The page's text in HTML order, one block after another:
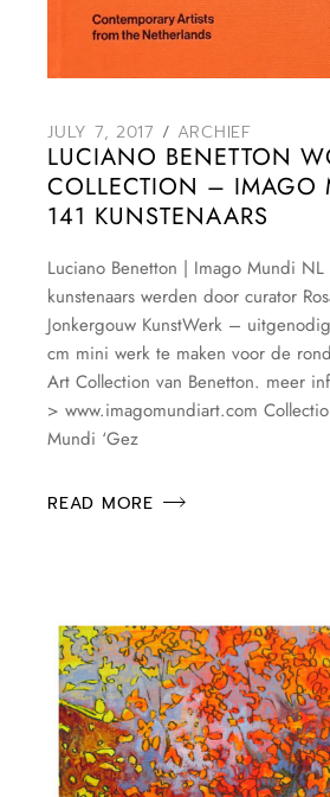
JULY 7, 2017 ARCHIEF
LUCIANO BENETTON
COLLECTION – IMAGO
141 KUNSTENAARS
Luciano Benetton | Imago Mundi
kunstenaars werden door curator
Jonkergouw KunstWerk –
cm mini werk te maken voor de
Art Collection van Benetton. meer
> www.imagomundiart.com
Mundi ‘Gez
READ MORE